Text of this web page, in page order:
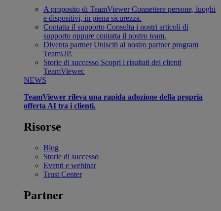
A proposito di TeamViewer Connettere persone, luoghi
e dispositivi, in piena sicurezza.
Contatta il supporto Consulta i nostri articoli di
supporto oppure contatta il nostro team.
Diventa partner Unisciti al nostro partner program
TeamUP.
Storie di successo Scopri i risultati dei clienti
TeamViewer.
NEWS
TeamViewer rileva una rapida adozione della propria
offerta AI tra i clienti.
Risorse
Blog
Storie di successo
Eventi e webinar
Trust Center
Partner